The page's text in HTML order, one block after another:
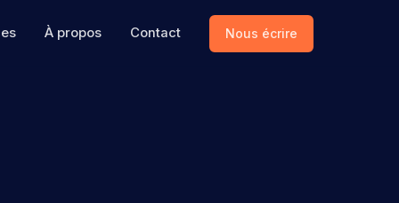
À propos Contact Nous écrire